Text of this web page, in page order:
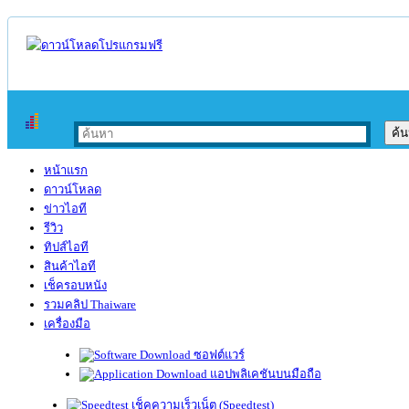
หน้าแรก
ดาวน์โหลด
ข่าวไอที
รีวิว
ทิปส์ไอที
สินค้าไอที
เช็ครอบหนัง
รวมคลิป Thaiware
เครื่องมือ
ซอฟต์แวร์
แอปพลิเคชันบนมือถือ
เช็คความเร็วเน็ต (Speedtest)